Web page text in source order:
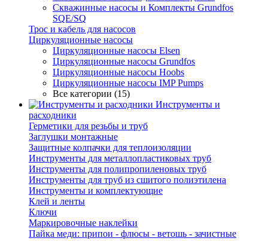
Скважинные насосы и Комплекты Grundfos
SQE/SQ
Трос и кабель для насосов
Циркуляционные насосы
Циркуляционные насосы Elsen
Циркуляционные насосы Grundfos
Циркуляционные насосы Hoobs
Циркуляционные насосы IMP Pumps
Все категории (15)
Инструменты и
расходники
Герметики для резьбы и труб
Заглушки монтажные
Защитные колпачки для теплоизоляции
Инструменты для металлопластиковых труб
Инструменты для полипропиленовых труб
Инструменты для труб из сшитого полиэтилена
Инструменты и комплектующие
Клей и ленты
Ключи
Маркировочные наклейки
Пайка меди: припои - флюсы - ветошь - зачистные